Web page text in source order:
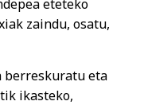
eteteko
zaindu, osatu,
berreskuratu eta
ikasteko,